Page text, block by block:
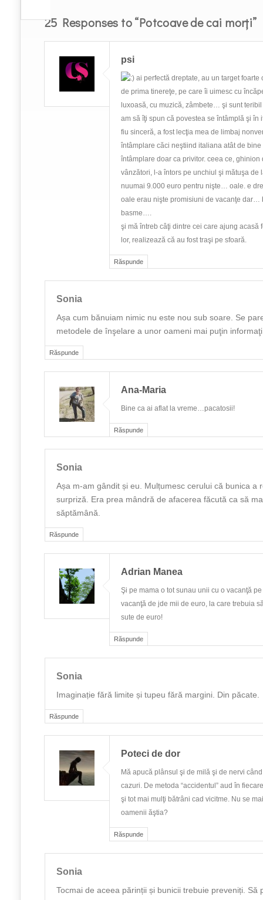
25 Responses to “Potcoave de cai morți”
Răspunde
psi
ai perfectă dreptate, au un target foarte
de prima tinereţe, pe care îi uimesc cu
luxoasă, cu muzică, zâmbete… şi sunt
am să îţi spun că povestea se întâmplă şi în
fiu sinceră, a fost lecţia mea de limbaj
întâmplare căci neştiind italiana atât de bine
întâmplare doar ca privitor. ceea ce, ghinion
vânzători, l-a întors pe unchiul şi mătuşa de
nuumai 9.000 euro pentru nişte… oale. e
oale erau nişte promisiuni de vacanţe
basme….
şi mă întreb câţi dintre cei care ajung acasă
lor, realizează că au fost traşi pe sfoară.
Răspunde
Sonia
Așa cum bănuiam nimic nu este nou sub soare. Se
metodele de înşelare a unor oameni mai puţin
Răspunde
Ana-Maria
Bine ca ai aflat la vreme…pacatosii!
Răspunde
Sonia
Așa m-am gândit și eu. Mulțumesc cerului că bunica a
surpriză. Era prea mândră de afacerea făcută ca să
săptămână.
Răspunde
Adrian Manea
Şi pe mama o tot sunau unii cu o vacanţă
vacanţă de jde mii de euro, la care trebuia
sute de euro!
Răspunde
Sonia
Imaginație fără limite și tupeu fără margini. Din păcate.
Răspunde
Poteci de dor
Mă apucă plânsul şi de milă şi de nervi
cazuri. De metoda “accidentul” aud în
şi tot mai mulţi bătrâni cad vicitme. Nu se
oamenii ăştia?
Sonia
Tocmai de aceea părinții și bunicii trebuie preveniți. Să